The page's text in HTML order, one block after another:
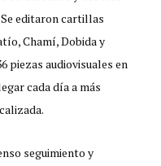
editaron cartillas
Chamí, Dobida y
piezas audiovisuales en
cada día a más
seguimiento y